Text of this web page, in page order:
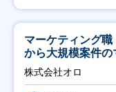
マーケティング
から大規模案件
修充実】
株式会社オロ